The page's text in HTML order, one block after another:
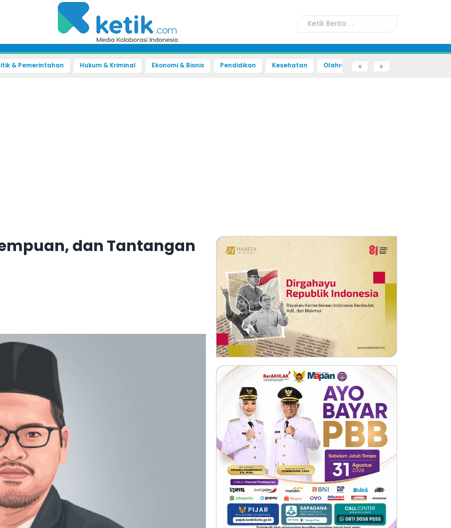
& Pemerintahan Hukum & Kriminal Ekonomi & Bisnis Pendidikan Kesehatan Olahraga Sains dan Teknologi
dan Tantangan